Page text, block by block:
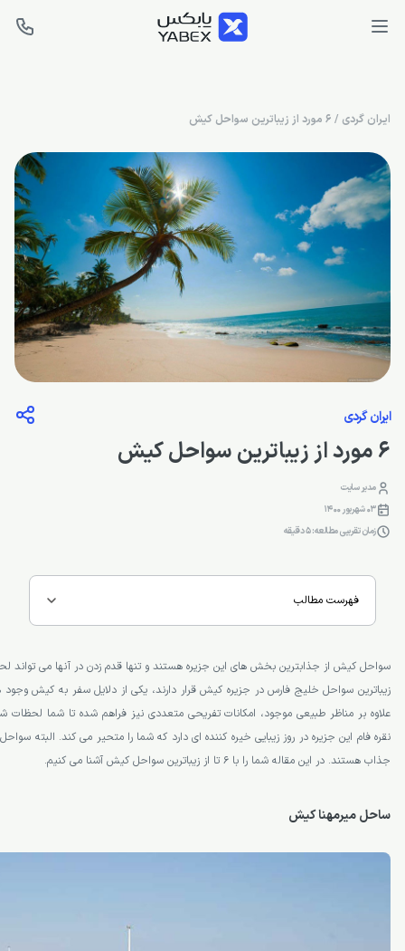
ایران گردی / 6 مورد از زیباترین سواحل کیش
ایران گردی
6 مورد از زیباترین سواحل کیش
مدیر سایت
03 شهریور 1400
زمان تقریبی مطالعه: 5 دقیقه
فهرست مطالب
سواحل کیش از جذاب­ترین بخش­ های این جزیره هستند و تنها قدم زدن در آن­ها می ­تواند
زیباترین سواحل خلیج فارس در جزیره کیش قرار دارند، یکی از دلایل سفر به کیش
علاوه بر مناظر طبیعی موجود، امکانات تفریحی متعددی نیز فراهم شده تا شما
نقره فام این جزیره در روز زیبایی خیره کننده­ ای دارد که شما را متحیر می­ کند. البته
جذاب هستند. در این مقاله شما را با 6 تا از زیباترین سواحل کیش آشنا می ­کنیم.
ساحل میرمهنا کیش